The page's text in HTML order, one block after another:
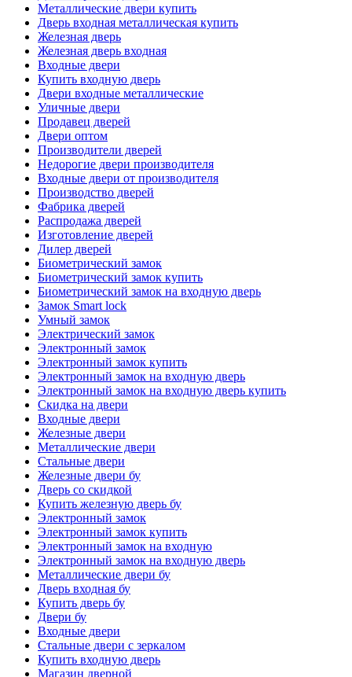
Металлические двери купить
Дверь входная металлическая купить
Железная дверь
Железная дверь входная
Входные двери
Купить входную дверь
Двери входные металлические
Уличные двери
Продавец дверей
Двери оптом
Производители дверей
Недорогие двери производителя
Входные двери от производителя
Производство дверей
Фабрика дверей
Распродажа дверей
Изготовление дверей
Дилер дверей
Биометрический замок
Биометрический замок купить
Биометрический замок на входную дверь
Замок Smart lock
Умный замок
Электрический замок
Электронный замок
Электронный замок купить
Электронный замок на входную дверь
Электронный замок на входную дверь купить
Скидка на двери
Входные двери
Железные двери
Металлические двери
Стальные двери
Железные двери бу
Дверь со скидкой
Купить железную дверь бу
Электронный замок
Электронный замок купить
Электронный замок на входную
Электронный замок на входную дверь
Металлические двери бу
Дверь входная бу
Купить дверь бу
Двери бу
Входные двери
Стальные двери с зеркалом
Купить входную дверь
Магазин дверной